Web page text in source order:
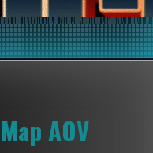
AOV